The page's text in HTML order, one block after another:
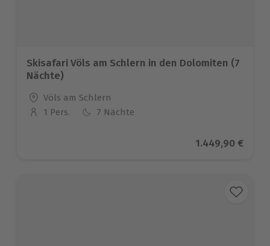
Skisafari Völs am Schlern in den Dolomiten (7
Nächte)
Standort
Völs am Schlern
Anzahl der Teilnehmer
1 Pers. 7 Nächte
Aktueller Preis
1.449,90 €